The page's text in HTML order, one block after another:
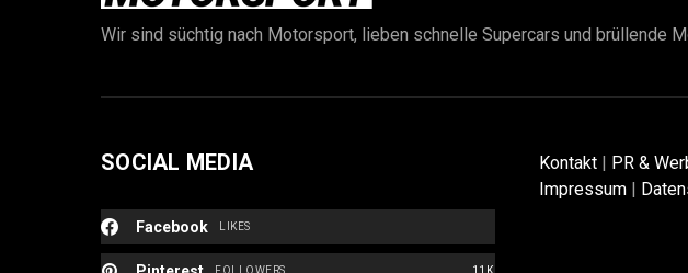
Wir sind süchtig nach Motorsport, lieben schnelle Supercars und brüllende
SOCIAL MEDIA
Facebook LIKES
11K
FOLLOWERS
Kontakt | PR &
Impressum |